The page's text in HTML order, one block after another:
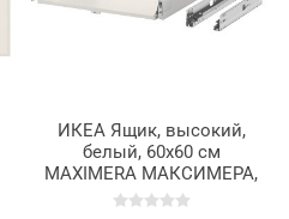
ИКЕА Ящик, высокий,
белый, 60x60 см
MAXIMERA МАКСИМЕРА,
902.046.39